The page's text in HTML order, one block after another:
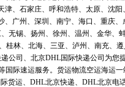
津、石家庄、呼和浩特、太原、沈
、广州、深圳、南宁、海口、重庆
无锡、扬州、徐州、温州、金华
桂林、北海、三亚、泸州、南充、
公司、北京DHL国际快递公司为
国际速运服务。货运物流空运海运
货运、DHL北京快递、DHL北京电